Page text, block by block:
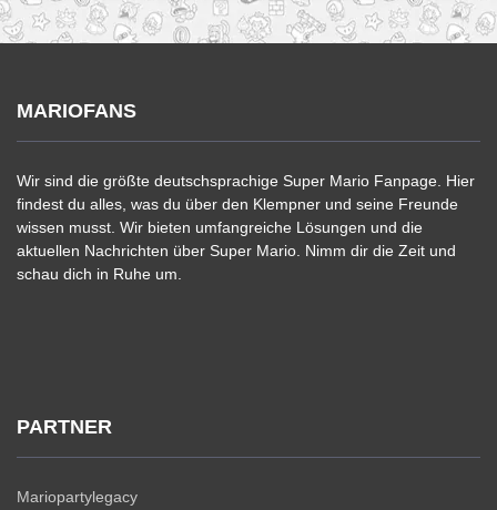
MARIOFANS
Wir sind die größte deutschsprachige Super Mario Fanpage. Hier
findest du alles, was du über den Klempner und seine Freunde
wissen musst. Wir bieten umfangreiche Lösungen und die
aktuellen Nachrichten über Super Mario. Nimm dir die Zeit und
schau dich in Ruhe um.
PARTNER
Mariopartylegacy